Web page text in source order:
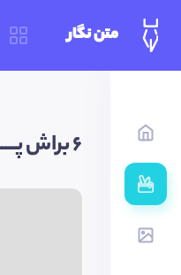
متن نگار
6 براش پـــــشت متن🤩